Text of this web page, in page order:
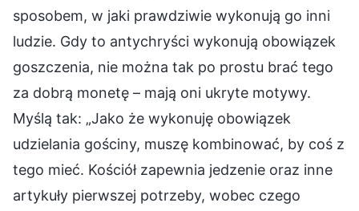
sposobem, w jaki prawdziwie wykonują go inni
ludzie. Gdy to antychryści wykonują obowiązek
goszczenia, nie można tak po prostu brać tego
za dobrą monetę – mają oni ukryte motywy.
Myślą tak: „Jako że wykonuję obowiązek
udzielania gościny, muszę kombinować, by coś z
tego mieć. Kościół zapewnia jedzenie oraz inne
artykuły pierwszej potrzeby, wobec czego